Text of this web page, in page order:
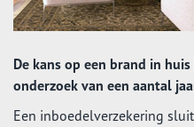
De kans op een brand in
onderzoek van een aantal
Een inboedelverzekering